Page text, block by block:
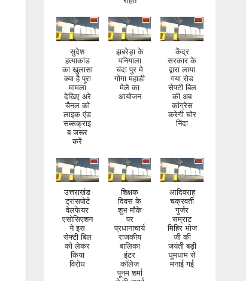
सुदेश
हत्याकांड
का खुलासा
क्या है पूरा
मामला
देखिए अरे
चैनल को
लाइक एंड
सब्सक्राइ
ब जरूर
करें
झबरेड़ा के
पनियाला
चंदा पुर मे
गोगा महाडी
मेले का
आयोजन
केंद्र
सरकार के
द्वारा लाया
गया रोड
सेफ्टी बिल
की अब
कांग्रेस
करेगी घोर
निंदा
ट्रांसपोर्ट
वेलफेयर
एसोसिएशन
ने इस
सेफ्टी बिल
को लेकर
किया
विरोध
शिक्षक
दिवस के
शुभ मौके
पर
प्रधानाचार्य
राजकीय
बालिका
इंटर
कॉलेज
पूनम शर्मा
ने दी बधाई
आदिवराह
चक्रवर्ती
गुर्जर
सम्राट
मिहिर भोज
जी की
जयंती बड़ी
धूमधाम से
मनाई गई